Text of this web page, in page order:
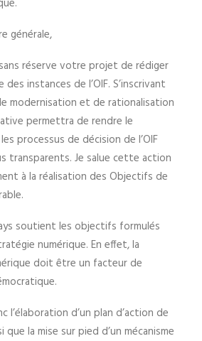
générale,
réserve votre projet de rédiger
instances de l’OIF. S’inscrivant
modernisation et de rationalisation
permettra de rendre le
processus de décision de l’OIF
transparents. Je salue cette action
à la réalisation des Objectifs de
soutient les objectifs formulés
numérique. En effet, la
doit être un facteur de
l’élaboration d’un plan d’action de
que la mise sur pied d’un mécanisme